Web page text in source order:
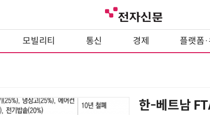
모빌리티 통신 경제 플랫폼
한-베트남